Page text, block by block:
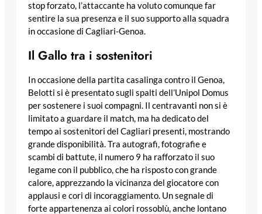
stop forzato, l’attaccante ha voluto comunque far
sentire la sua presenza e il suo supporto alla squadra
in occasione di Cagliari-Genoa.
Il Gallo tra i sostenitori
In occasione della partita casalinga contro il Genoa,
Belotti si è presentato sugli spalti dell’Unipol Domus
per sostenere i suoi compagni. Il centravanti non si è
limitato a guardare il match, ma ha dedicato del
tempo ai sostenitori del Cagliari presenti, mostrando
grande disponibilità. Tra autografi, fotografie e
scambi di battute, il numero 9 ha rafforzato il suo
legame con il pubblico, che ha risposto con grande
calore, apprezzando la vicinanza del giocatore con
applausi e cori di incoraggiamento. Un segnale di
forte appartenenza ai colori rossoblù, anche lontano